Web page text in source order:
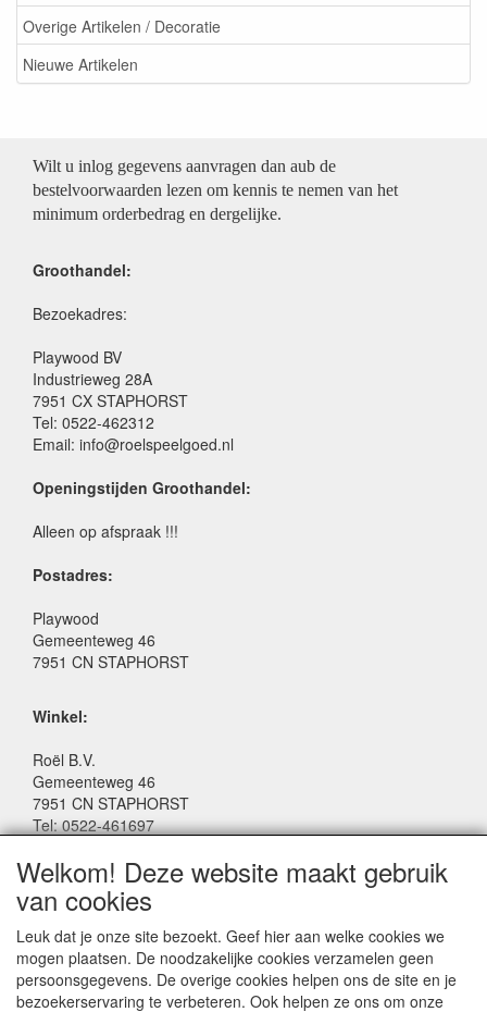
Overige Artikelen / Decoratie
Nieuwe Artikelen
Wilt u inlog gegevens aanvragen dan aub de
bestelvoorwaarden lezen om kennis te nemen van het
minimum orderbedrag en dergelijke.
Groothandel:
Bezoekadres:
Playwood BV
Industrieweg 28A
7951 CX STAPHORST
Tel: 0522-462312
Email: info@roelspeelgoed.nl
Openingstijden Groothandel:
Alleen op afspraak !!!
Postadres:
Playwood
Gemeenteweg 46
7951 CN STAPHORST
Winkel:
Roël B.V.
Gemeenteweg 46
7951 CN STAPHORST
Tel: 0522-461697
Facebook: www.facebook.com/roelspeelgoed
Openingstijden Winkel:
Maandag t/m Vrijdag: 9:00 - 17:30
Zaterdag: 9:00 - 17:00
Donderdagavond koopavond: 19:00 - 21:00
Welkom! Deze website maakt gebruik
van cookies
Leuk dat je onze site bezoekt. Geef hier aan welke cookies we
mogen plaatsen. De noodzakelijke cookies verzamelen geen
persoonsgegevens. De overige cookies helpen ons de site en je
bezoekerservaring te verbeteren. Ook helpen ze ons om onze